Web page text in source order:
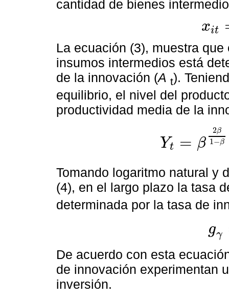
cantidad de bienes
xit
xit=ωA
La ecuación (3), muestra
insumos intermedios está
de la innovación (A t).
equilibrio, el nivel del
productividad media de la
Yt = β
2β
1−β
Yt =β β1-β 1-β 2) t
Tomando logaritmo natural y
(4), en el largo plazo la tasa
determinada por la tasa de
gγ
gγ=g
De acuerdo con esta
de innovación experimentan
inversión.